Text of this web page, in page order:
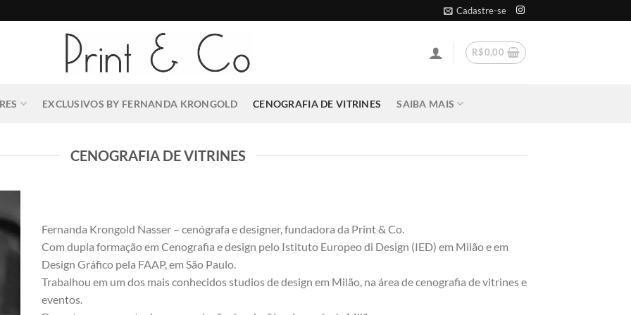
Cadastre-se
R$0,00
EXCLUSIVOS BY FERNANDA KRONGOLD CENOGRAFIA DE VITRINES SAIBA MAIS
CENOGRAFIA DE VITRINES
Fernanda Krongold Nasser – cenógrafa e designer, fundadora da Print & Co.
Com dupla formação em Cenografia e design pelo Istituto Europeo di Design (IED) em Milão e em
Design Gráfico pela FAAP, em São Paulo.
Trabalhou em um dos mais conhecidos studios de design em Milão, na área de cenografia de vitrines e
eventos.